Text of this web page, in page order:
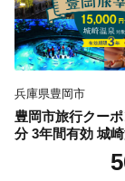
兵庫県豊岡市
豊岡市旅行クー
分 3年間有効 城
竹野 神鍋 など 宿
店 観光施設 250